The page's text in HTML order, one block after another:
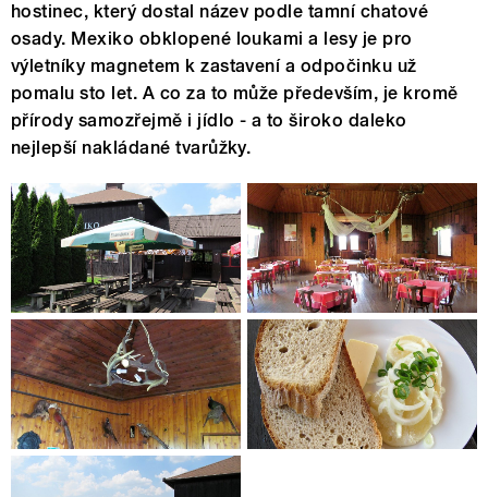
hostinec, který dostal název podle tamní chatové
osady. Mexiko obklopené loukami a lesy je pro
výletníky magnetem k zastavení a odpočinku už
pomalu sto let. A co za to může především, je kromě
přírody samozřejmě i jídlo - a to široko daleko
nejlepší nakládané tvarůžky.